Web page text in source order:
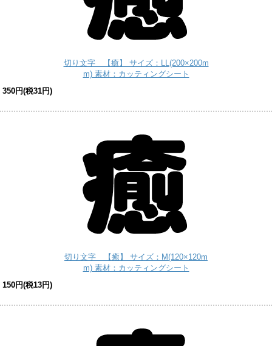
切り文字 【癒】 サイズ：LL(200×200m
m) 素材：カッティングシート
350円(税31円)
切り文字 【癒】 サイズ：M(120×120m
m) 素材：カッティングシート
150円(税13円)